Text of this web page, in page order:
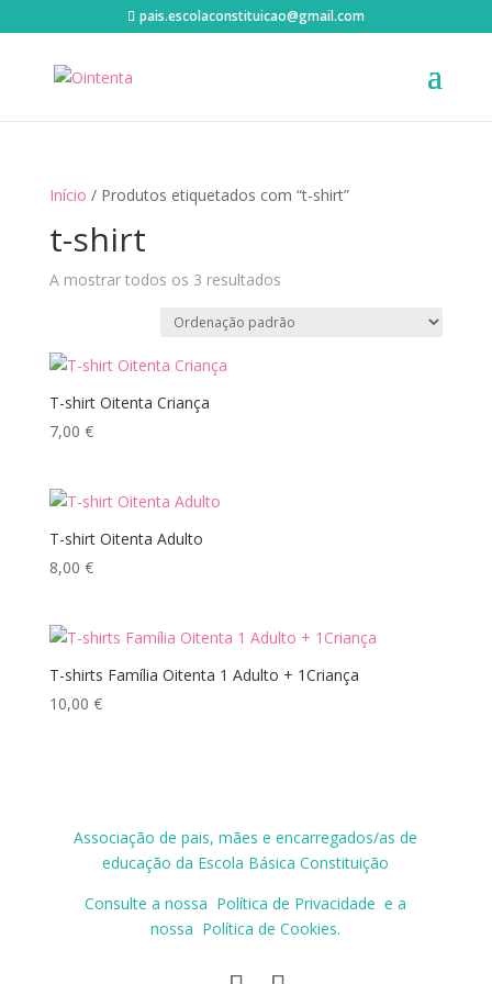
pais.escolaconstituicao@gmail.com
Início / Produtos etiquetados com “t-shirt”
t-shirt
A mostrar todos os 3 resultados
T-shirt Oitenta Criança
7,00 €
T-shirt Oitenta Adulto
8,00 €
T-shirts Família Oitenta 1 Adulto + 1Criança
10,00 €
Associação de pais, mães e encarregados/as de
educação da Escola Básica Constituição
Consulte a nossa Política de Privacidade e a
nossa Política de Cookies.